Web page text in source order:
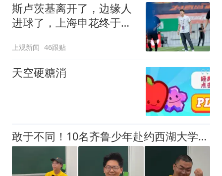
斯卢茨基离开了，边缘人
进球了，上海申花终于止
上观新闻 46跟贴
天空硬糖消
敢于不同！10名齐鲁少年赴约西湖大学！他们是谁？为何而选？